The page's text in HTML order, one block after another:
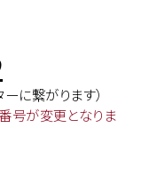
ーに繋がります）
号が変更となりま